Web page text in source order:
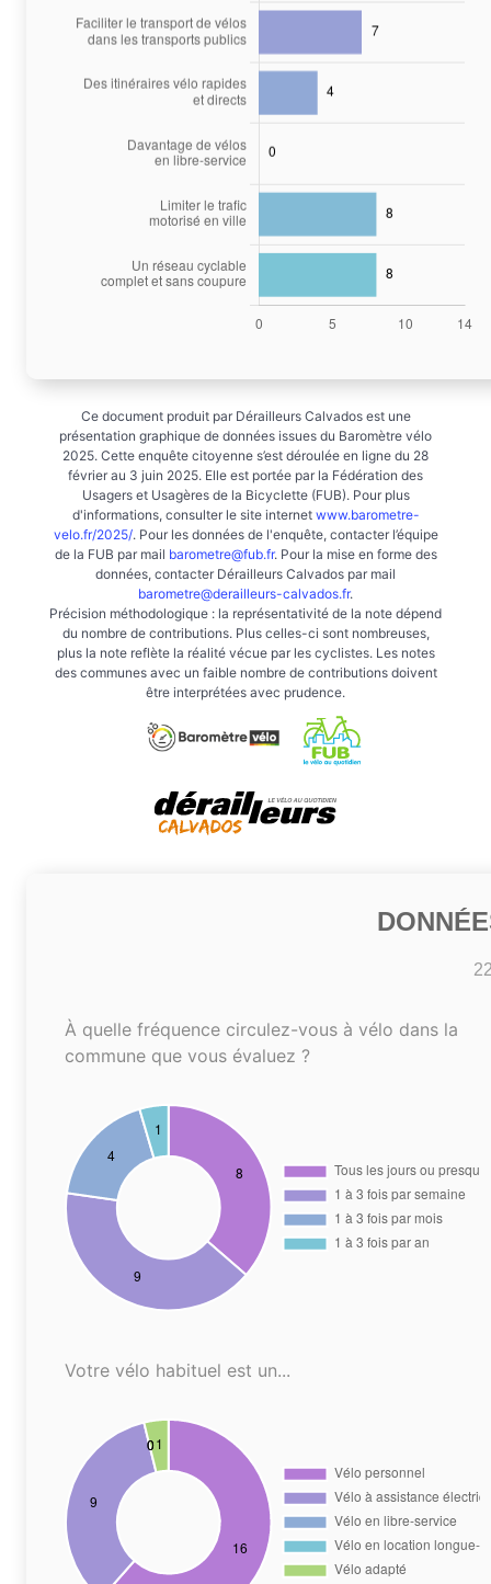
Ce document produit par Dérailleurs Calvados est une
présentation graphique de données issues du Baromètre vélo
2025. Cette enquête citoyenne s’est déroulée en ligne du 28
février au 3 juin 2025. Elle est portée par la Fédération des
Usagers et Usagères de la Bicyclette (FUB). Pour plus
d'informations, consulter le site internet www.barometre-
velo.fr/2025/. Pour les données de l'enquête, contacter l’équipe
de la FUB par mail barometre@fub.fr. Pour la mise en forme des
données, contacter Dérailleurs Calvados par mail
barometre@derailleurs-calvados.fr.
Précision méthodologique : la représentativité de la note dépend
du nombre de contributions. Plus celles-ci sont nombreuses,
plus la note reflète la réalité vécue par les cyclistes. Les notes
des communes avec un faible nombre de contributions doivent
être interprétées avec prudence.
À quelle fréquence circulez-vous à vélo dans la
commune que vous évaluez ?
Votre vélo habituel est un...